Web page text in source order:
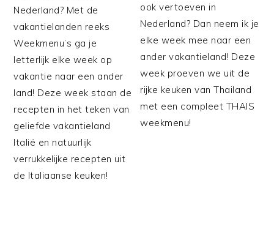
Nederland? Met de
vakantielanden reeks
Weekmenu’s ga je
letterlijk elke week op
vakantie naar een ander
land! Deze week staan de
recepten in het teken van
geliefde vakantieland
Italië en natuurlijk
verrukkelijke recepten uit
de Italiaanse keuken!
ook vertoeven in
Nederland? Dan neem ik je
elke week mee naar een
ander vakantieland! Deze
week proeven we uit de
rijke keuken van Thailand
met een compleet THAIS
weekmenu!